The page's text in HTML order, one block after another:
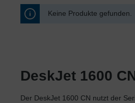
Keine Produkte gefunden.
DeskJet 1600
Der DeskJet 1600 CN nutzt der